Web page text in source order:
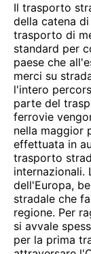
Il trasporto
della catena
trasporto di
standard per
paese che
merci su
l'intero
parte del
ferrovie
nella maggior
effettuata in
trasporto
internazionali.
dell'Europa,
stradale che
regione. Per
si avvale
per la prima